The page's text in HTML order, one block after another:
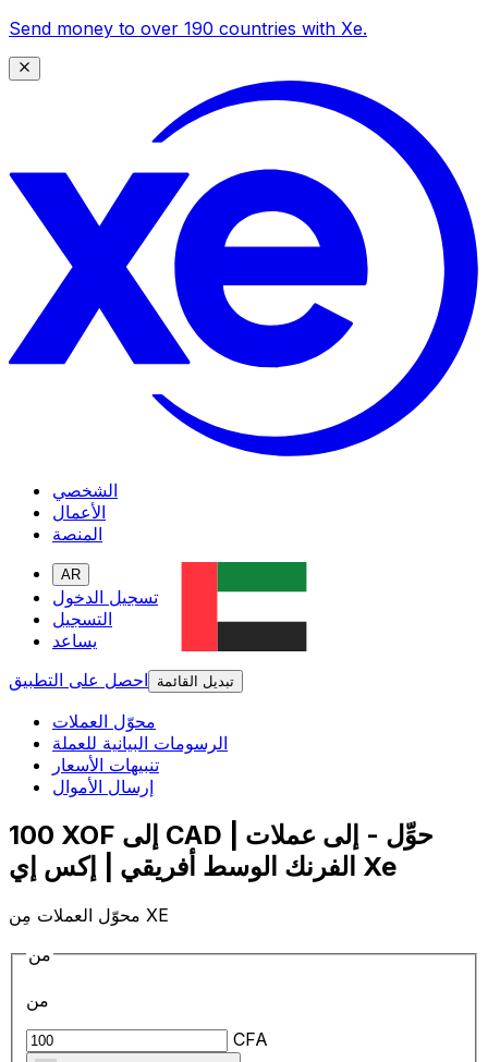
Send money to over 190 countries with Xe.
الشخصي
الأعمال
المنصة
AR
تسجيل الدخول
التسجيل
يساعد
احصل على التطبيق
تبديل القائمة
محوّل العملات
الرسومات البيانية للعملة
تنبيهات الأسعار
إرسال الأموال
100 XOF إلى CAD | حوِّل - إلى عملات
الفرنك الوسط أفريقي | إكس إي Xe
محوّل العملات مِن XE
من
من
CFA